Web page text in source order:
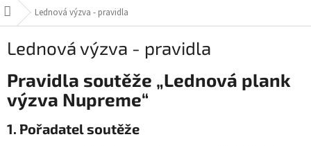
DomůLednová výzva - pravidla
Lednová výzva - pravidla
Pravidla soutěže „Lednová plank
výzva Nupreme“
1. Pořadatel soutěže